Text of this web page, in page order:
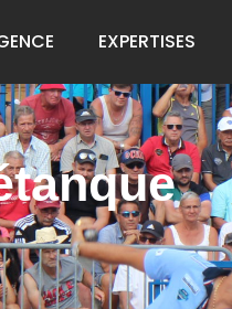
EXPERTISES